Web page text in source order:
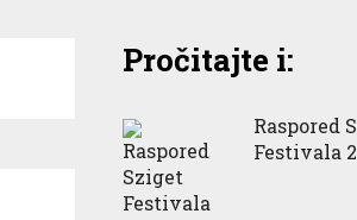
Pročitajte i:
Raspored
Festivala